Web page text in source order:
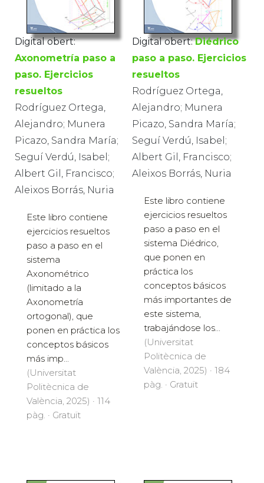
Digital obert:
Axonometría paso a
paso. Ejercicios
resueltos
Rodríguez Ortega,
Alejandro; Munera
Picazo, Sandra María;
Seguí Verdú, Isabel;
Albert Gil, Francisco;
Aleixos Borrás, Nuria
Este libro contiene
ejercicios resueltos
paso a paso en el
sistema
Axonométrico
(limitado a la
Axonometría
ortogonal), que
ponen en práctica los
conceptos básicos
más imp...
(Universitat
Politècnica de
València, 2025) · 114
pàg. · Gratuït
Digital obert: Diédrico
paso a paso. Ejercicios
resueltos
Rodríguez Ortega,
Alejandro; Munera
Picazo, Sandra María;
Seguí Verdú, Isabel;
Albert Gil, Francisco;
Aleixos Borrás, Nuria
Este libro contiene
ejercicios resueltos
paso a paso en el
sistema Diédrico,
que ponen en
práctica los
conceptos básicos
más importantes de
este sistema,
trabajándose los...
(Universitat
Politècnica de
València, 2025) · 184
pàg. · Gratuït